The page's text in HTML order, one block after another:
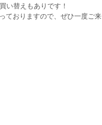
い替えもありです！
ておりますので、ぜひ一度ご来